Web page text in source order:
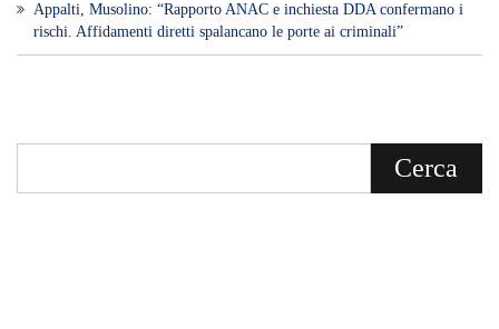
​Appalti, Musolino: “Rapporto ANAC e inchiesta DDA confermano i
rischi. Affidamenti diretti spalancano le porte ai criminali”